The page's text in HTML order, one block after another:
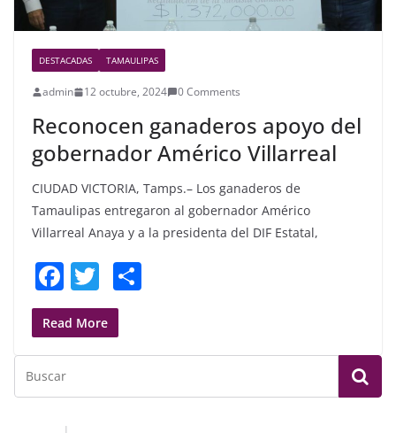
DESTACADAS TAMAULIPAS
admin 12 octubre, 2024 0 Comments
Reconocen ganaderos apoyo del
gobernador Américo Villarreal
CIUDAD VICTORIA, Tamps.– Los ganaderos de
Tamaulipas entregaron al gobernador Américo
Villarreal Anaya y a la presidenta del DIF Estatal,
F
a
c
e
b
o
T
w
itt
er e
Read More